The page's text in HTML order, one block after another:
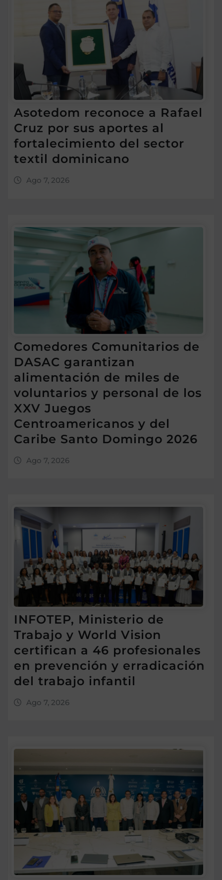
Asotedom reconoce a Rafael
Cruz por sus aportes al
fortalecimiento del sector
textil dominicano
Ago 7, 2026
Comedores Comunitarios de
DASAC garantizan
alimentación de miles de
voluntarios y personal de los
XXV Juegos
Centroamericanos y del
Caribe Santo Domingo 2026
Ago 7, 2026
INFOTEP, Ministerio de
Trabajo y World Vision
certifican a 46 profesionales
en prevención y erradicación
del trabajo infantil
Ago 7, 2026